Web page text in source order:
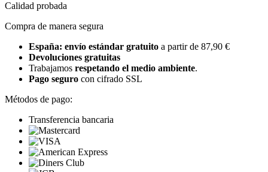
Calidad probada
Compra de manera segura
España: envío estándar gratuito a partir de 87,90 €
Devoluciones gratuitas
Trabajamos respetando el medio ambiente.
Pago seguro con cifrado SSL
Métodos de pago:
Transferencia bancaria